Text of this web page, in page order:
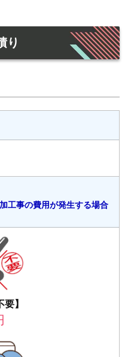
り
工事の費用が発生する場合
要】